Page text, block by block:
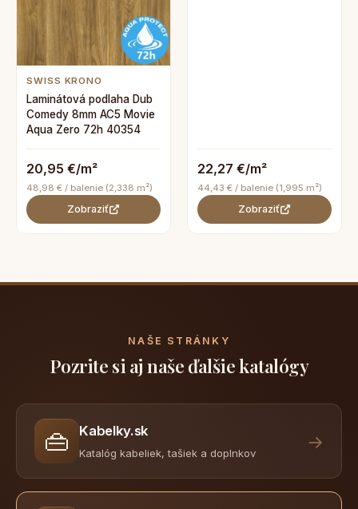
SWISS KRONO
Laminátová podlaha Dub
Comedy 8mm AC5 Movie
Aqua Zero 72h 40354
20,95 €/m²
48,98 € / balenie (2,338 m²)
Zobraziť
22,27 €/m²
44,43 € / balenie (1,995 m²)
Zobraziť
NAŠE STRÁNKY
Pozrite si aj naše ďalšie katalógy
👜 Kabelky.sk
Katalóg kabeliek, tašiek a doplnkov
→